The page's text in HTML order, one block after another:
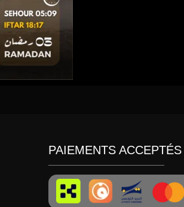
PAIEMENTS ACCEPTÉS